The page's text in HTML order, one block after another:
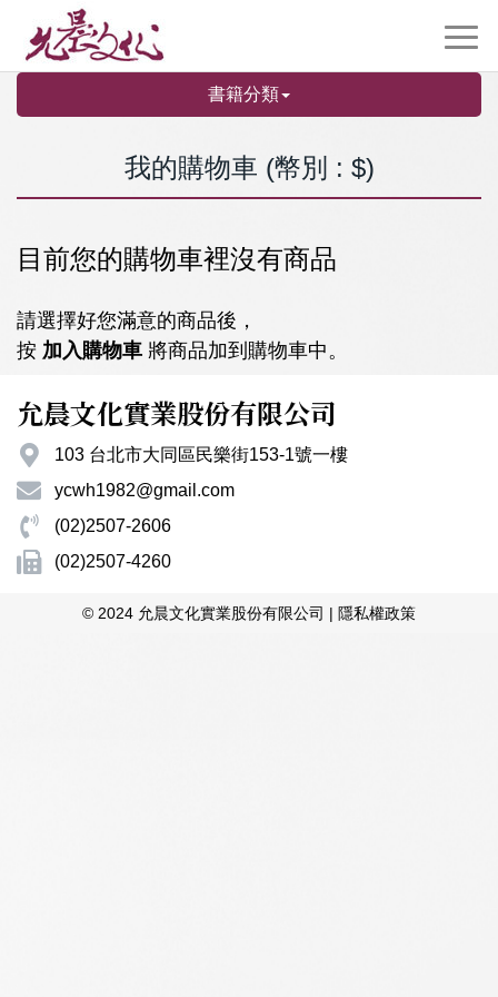
書籍分類
我的購物車 (幣別 : $)
目前您的購物車裡沒有商品
請選擇好您滿意的商品後，
按 加入購物車 將商品加到購物車中。
允晨文化實業股份有限公司
103 台北市大同區民樂街153-1號一樓
ycwh1982@gmail.com
(02)2507-2606
(02)2507-4260
© 2024 允晨文化實業股份有限公司 | 隱私權政策